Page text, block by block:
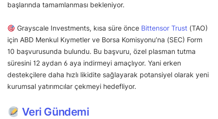
başlarında tamamlanması bekleniyor.
Grayscale Investments, kısa süre önce Bittensor Trust(TAO)
için ABD Menkul Kıymetler ve Borsa Komisyonu’na (SEC) Form
10 başvurusunda bulundu. Bu başvuru, özel plasman tutma
süresini 12 aydan 6 aya indirmeyi amaçlıyor. Yani erken
destekçilere daha hızlı likidite sağlayarak potansiyel olarak yeni
kurumsal yatırımcılar çekmeyi hedefliyor.
Veri Gündemi